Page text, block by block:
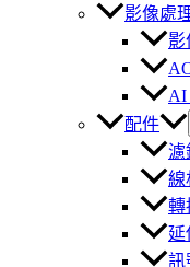
影像處
影
AI
配件
濾
線
轉
延
訊